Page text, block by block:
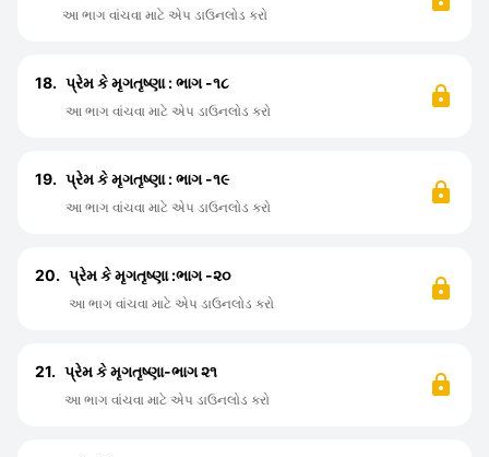
આ ભાગ વાંચવા માટે એપ ડાઉનલોડ કરો
18. પ્રેમ કે મૃગતૃષ્ણા : ભાગ -૧૮
આ ભાગ વાંચવા માટે એપ ડાઉનલોડ કરો
19. પ્રેમ કે મૃગતૃષ્ણા : ભાગ -૧૯
આ ભાગ વાંચવા માટે એપ ડાઉનલોડ કરો
20. પ્રેમ કે મૃગતૃષ્ણા :ભાગ -૨૦
આ ભાગ વાંચવા માટે એપ ડાઉનલોડ કરો
21. પ્રેમ કે મૃગતૃષ્ણા-ભાગ ૨૧
આ ભાગ વાંચવા માટે એપ ડાઉનલોડ કરો